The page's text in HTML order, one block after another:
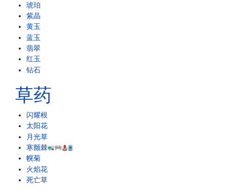
琥珀
紫晶
黄玉
蓝玉
翡翠
红玉
钻石
草药
闪耀根
太阳花
月光草
寒颤棘
幌菊
火焰花
死亡草